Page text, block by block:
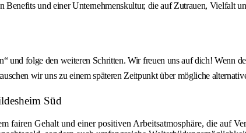
und einer Unternehmenskultur, die auf Zutrauen, Vielfalt
und folge den weiteren Schritten. Wir freuen uns auf dich! Wenn
wir uns zu einem späteren Zeitpunkt über mögliche
Süd
fairen Gehalt und einer positiven Arbeitsatmosphäre, die auf